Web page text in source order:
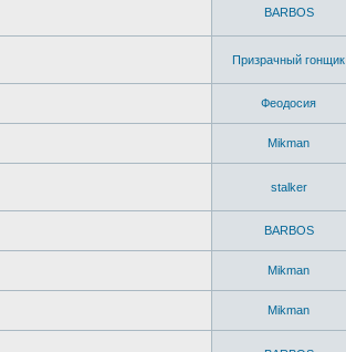
BARBOS
Призрачный гонщик
Феодосия
Mikman
stalker
BARBOS
Mikman
Mikman